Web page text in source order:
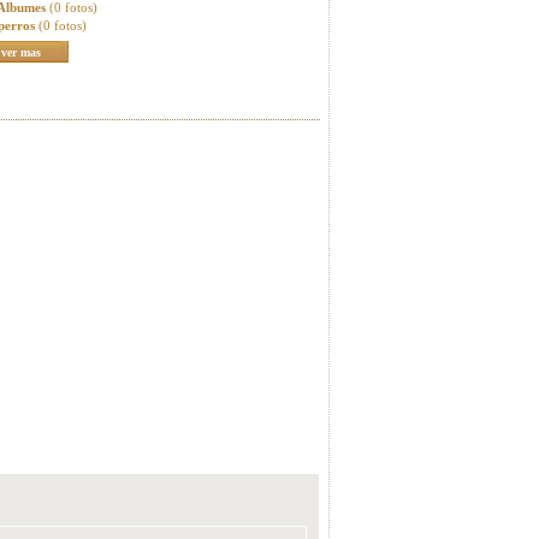
(0 fotos)
(0 fotos)
ver mas